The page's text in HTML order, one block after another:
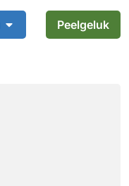
Peelgeluk